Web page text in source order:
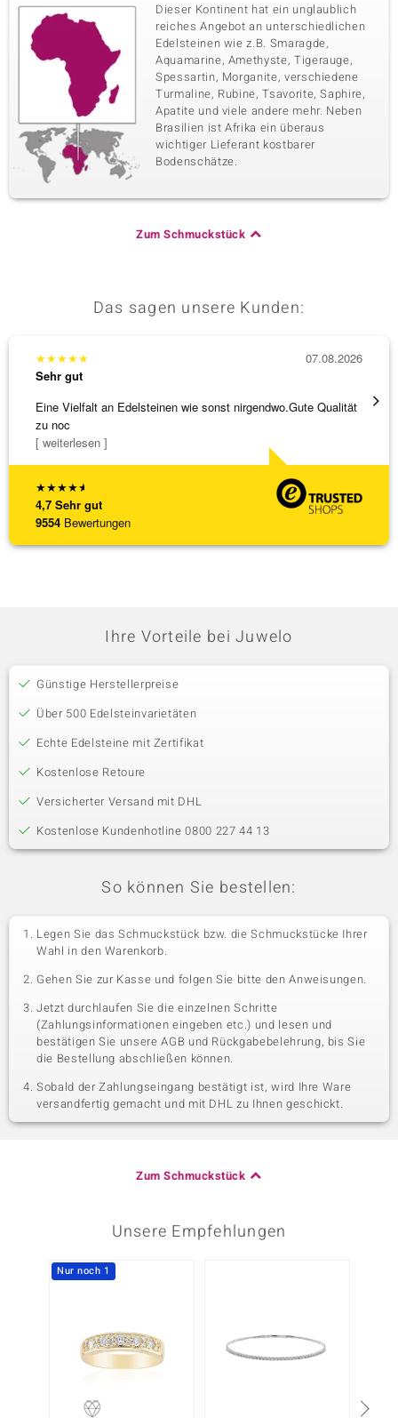
Dieser Kontinent hat ein unglaublich
reiches Angebot an unterschiedlichen
Edelsteinen wie z.B. Smaragde,
Aquamarine, Amethyste, Tigerauge,
Spessartin, Morganite, verschiedene
Turmaline, Rubine, Tsavorite, Saphire,
Apatite und viele andere mehr. Neben
Brasilien ist Afrika ein überaus
wichtiger Lieferant kostbarer
Bodenschätze.
Zum Schmuckstück
Das sagen unsere Kunden:
★★★★★
4,7 Sehr gut
9554 Bewertungen
★★★★★
Sehr gut
Eine Vielfalt an Edelsteinen wie sonst nirgendwo.Gute Qualität
zu noc
[ weiterlesen ]
07.08.2026
Ihre Vorteile bei Juwelo
Günstige Herstellerpreise
Über 500 Edelsteinvarietäten
Echte Edelsteine mit Zertifikat
Kostenlose Retoure
Versicherter Versand mit DHL
Kostenlose Kundenhotline 0800 227 44 13
So können Sie bestellen:
Legen Sie das Schmuckstück bzw. die Schmuckstücke Ihrer
Wahl in den Warenkorb.
Gehen Sie zur Kasse und folgen Sie bitte den Anweisungen.
Jetzt durchlaufen Sie die einzelnen Schritte
(Zahlungsinformationen eingeben etc.) und lesen und
bestätigen Sie unsere AGB und Rückgabebelehrung, bis Sie
die Bestellung abschließen können.
Sobald der Zahlungseingang bestätigt ist, wird Ihre Ware
versandfertig gemacht und mit DHL zu Ihnen geschickt.
Zum Schmuckstück
Unsere Empfehlungen
Nur noch 1